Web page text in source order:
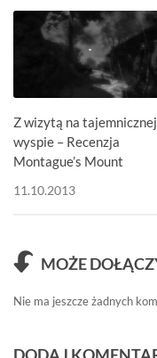
Z wizytą na tajemnicznej
wyspie – Recenzja
Montague’s Mount
11.10.2013
MOŻE
Nie ma jeszcze żadnych